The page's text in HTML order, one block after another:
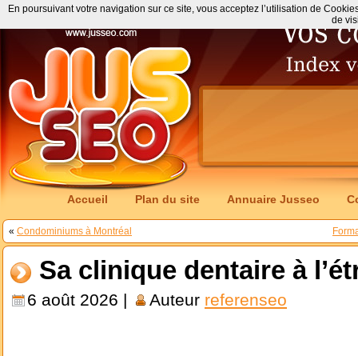
Accueil Plan du site Annuaire Jusseo
« Condominiums à Montréal
Sa clinique dentaire à
6 août 2026 | Auteur referenseo
En poursuivant votre navigation sur ce site, vous acceptez l’utilisation de
de